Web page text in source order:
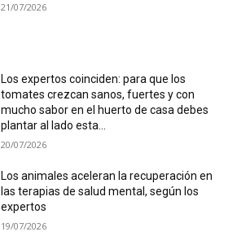
21/07/2026
Los expertos coinciden: para que los
tomates crezcan sanos, fuertes y con
mucho sabor en el huerto de casa debes
plantar al lado esta...
20/07/2026
Los animales aceleran la recuperación en
las terapias de salud mental, según los
expertos
19/07/2026